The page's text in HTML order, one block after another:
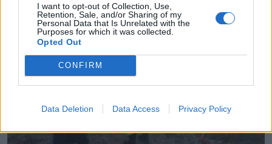
I want to opt-out of Collection, Use,
Retention, Sale, and/or Sharing of my
Personal Data that Is Unrelated with the
Purposes for which it was collected.
Opted Out
CONFIRM
Data Deletion Data Access Privacy Policy